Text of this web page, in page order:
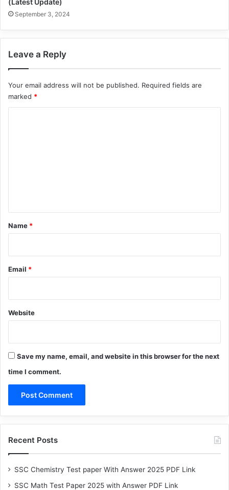
September 3, 2024
Leave a Reply
Your email address will not be published. Required fields are
marked *
*
Name *
Email *
Website
Save my name, email, and website in this browser for the next
time I comment.
Recent Posts
SSC Chemistry Test paper With Answer 2025 PDF Link
SSC Math Test Paper 2025 with Answer PDF Link